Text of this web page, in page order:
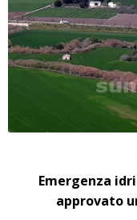
Emergenza
approvato